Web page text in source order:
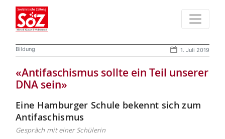
Bildung 1. Juli 2019
«Antifaschismus sollte ein Teil unserer
DNA sein»
Eine Hamburger Schule bekennt sich zum
Antifaschismus
Gespräch mit einer Schülerin